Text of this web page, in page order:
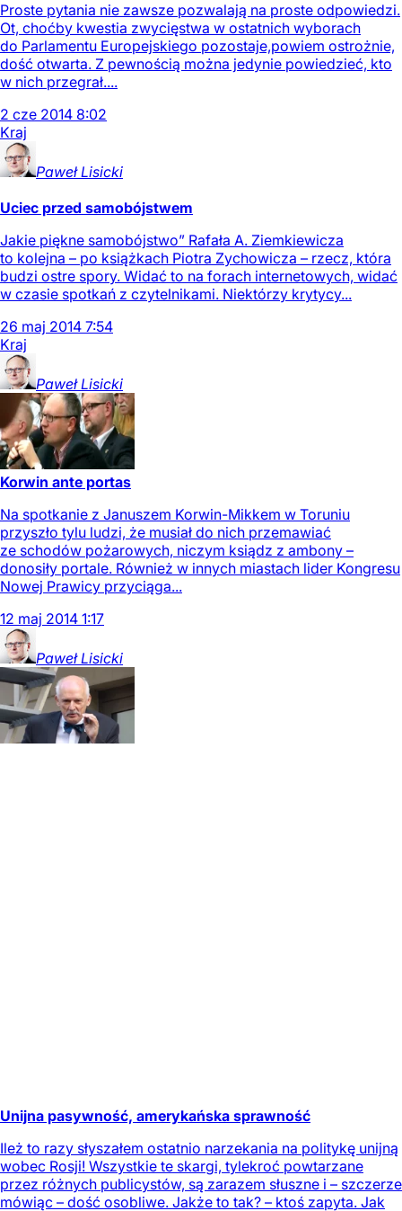
Proste pytania nie zawsze pozwalają na proste odpowiedzi.
Ot, choćby kwestia zwycięstwa w ostatnich wyborach
do Parlamentu Europejskiego pozostaje,powiem ostrożnie,
dość otwarta. Z pewnością można jedynie powiedzieć, kto
w nich przegrał....
2 cze 2014 8:02
Kraj
Paweł Lisicki
Uciec przed samobójstwem
Jakie piękne samobójstwo” Rafała A. Ziemkiewicza
to kolejna – po książkach Piotra Zychowicza – rzecz, która
budzi ostre spory. Widać to na forach internetowych, widać
w czasie spotkań z czytelnikami. Niektórzy krytycy...
26 maj 2014 7:54
Kraj
Paweł Lisicki
Korwin ante portas
Na spotkanie z Januszem Korwin-Mikkem w Toruniu
przyszło tylu ludzi, że musiał do nich przemawiać
ze schodów pożarowych, niczym ksiądz z ambony –
donosiły portale. Również w innych miastach lider Kongresu
Nowej Prawicy przyciąga...
12 maj 2014 1:17
Paweł Lisicki
Unijna pasywność, amerykańska sprawność
Ileż to razy słyszałem ostatnio narzekania na politykę unijną
wobec Rosji! Wszystkie te skargi, tylekroć powtarzane
przez różnych publicystów, są zarazem słuszne i – szczerze
mówiąc – dość osobliwe. Jakże to tak? – ktoś zapyta. Jak